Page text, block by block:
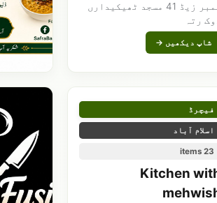
نمبر زیڈ 41 مسجد ٹھیکیدارں
رتہ
شاپ دیکھیں →
فیچرڈ
اسلام آباد
23 items
Kitchen